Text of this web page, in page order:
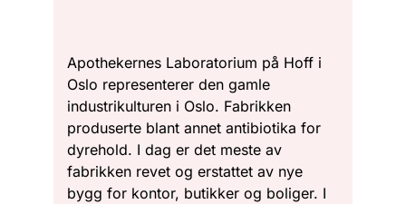
Apothekernes Laboratorium på Hoff i
Oslo representerer den gamle
industrikulturen i Oslo. Fabrikken
produserte blant annet antibiotika for
dyrehold. I dag er det meste av
fabrikken revet og erstattet av nye
bygg for kontor, butikker og boliger. I